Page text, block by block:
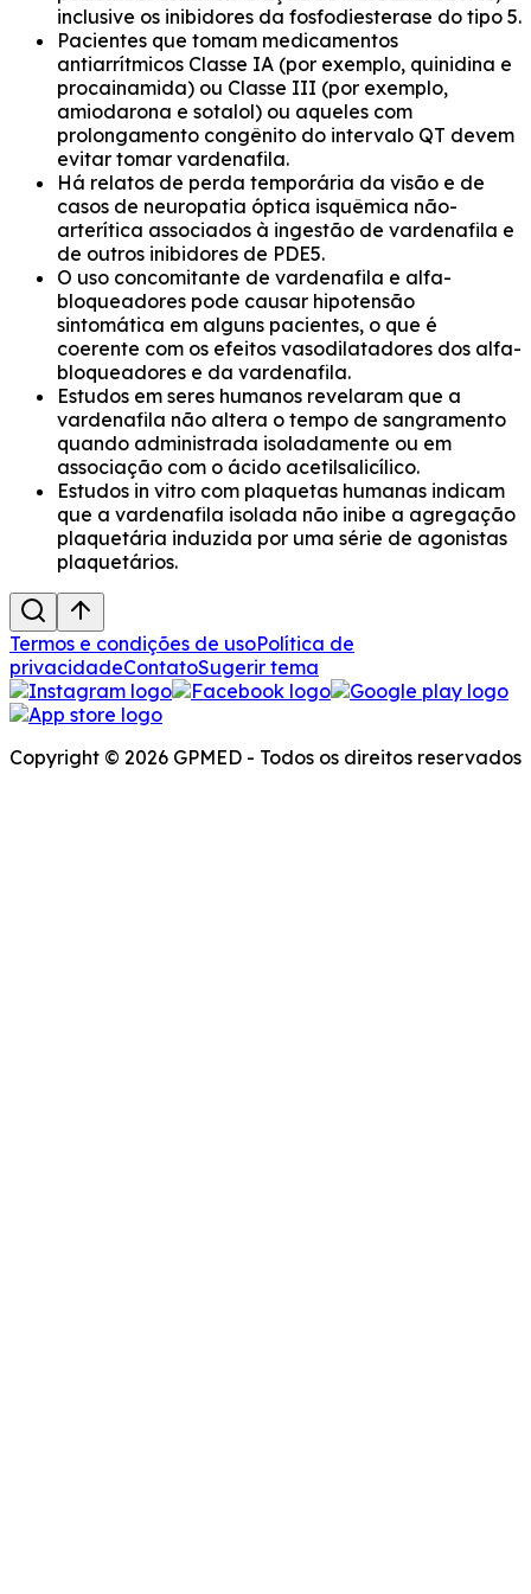
inclusive os inibidores da fosfodiesterase do tipo 5.
Pacientes que tomam medicamentos
antiarrítmicos Classe IA (por exemplo, quinidina e
procainamida) ou Classe III (por exemplo,
amiodarona e sotalol) ou aqueles com
prolongamento congênito do intervalo QT devem
evitar tomar vardenafila.
Há relatos de perda temporária da visão e de
casos de neuropatia óptica isquêmica não-
arterítica associados à ingestão de vardenafila e
de outros inibidores de PDE5.
O uso concomitante de vardenafila e alfa-
bloqueadores pode causar hipotensão
sintomática em alguns pacientes, o que é
coerente com os efeitos vasodilatadores dos alfa-
bloqueadores e da vardenafila.
Estudos em seres humanos revelaram que a
vardenafila não altera o tempo de sangramento
quando administrada isoladamente ou em
associação com o ácido acetilsalicílico.
Estudos in vitro com plaquetas humanas indicam
que a vardenafila isolada não inibe a agregação
plaquetária induzida por uma série de agonistas
plaquetários.
Termos e condições de usoPolítica de
privacidadeContatoSugerir tema
Copyright © 2026 GPMED - Todos os direitos reservados